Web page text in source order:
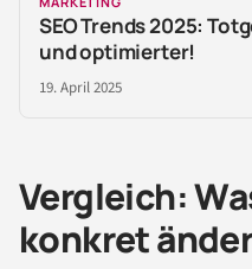
SEO Trends 2025:
und optimierter!
19. April 2025
Vergleich:
konkret